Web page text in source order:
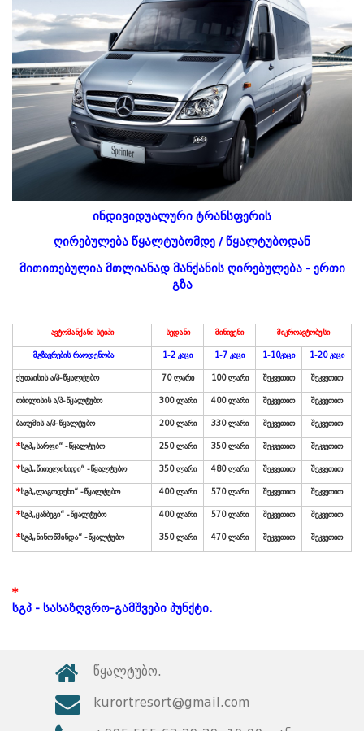
ინდივიდუალური ტრანსფერის
ღირებულება წყალტუბომდე / წყალტუბოდან
მითითებულია მთლიანად მანქანის ღირებულება - ერთი
გზა
*
სგპ - სასაზღვრო-გამშვები პუნქტი.